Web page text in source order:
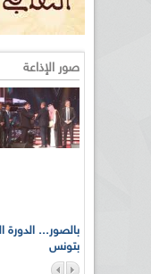
صور الإذاعة
بتونس